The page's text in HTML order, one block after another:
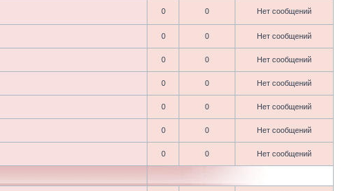
0 0 Нет сообщений
0 0 Нет сообщений
0 0 Нет сообщений
0 0 Нет сообщений
0 0 Нет сообщений
0 0 Нет сообщений
0 0 Нет сообщений